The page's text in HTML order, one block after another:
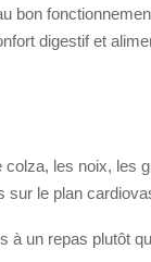
bon
digestif et
les noix, les
sur le plan
à un repas plutôt